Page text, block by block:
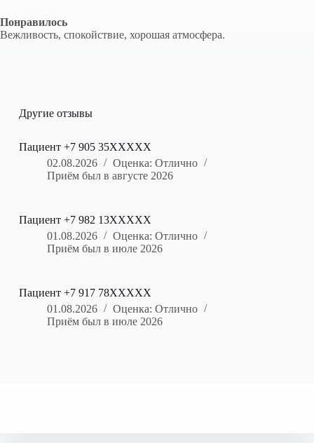
Понравилось
Вежливость, спокойствие, хорошая атмосфера.
Другие отзывы
Пациент +7 905 35XXXXX
02.08.2026
Оценка: Отлично
Приём был в августе 2026
Пациент +7 982 13XXXXX
01.08.2026
Оценка: Отлично
Приём был в июле 2026
Пациент +7 917 78XXXXX
01.08.2026
Оценка: Отлично
Приём был в июле 2026